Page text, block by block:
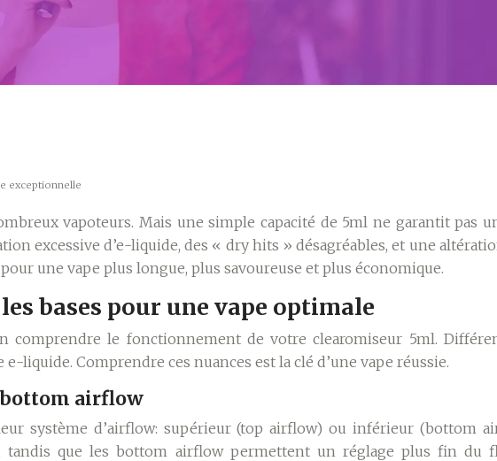
exceptionnelle
vapoteurs. Mais une simple capacité de 5ml ne garantit pas
excessive d’e-liquide, des « dry hits » désagréables, et une
une vape plus longue, plus savoureuse et plus économique.
bases pour une vape optimale
comprendre le fonctionnement de votre clearomiseur 5ml.
Comprendre ces nuances est la clé d’une vape réussie.
bottom airflow
système d’airflow: supérieur (top airflow) ou inférieur (bottom
que les bottom airflow permettent un réglage plus fin du